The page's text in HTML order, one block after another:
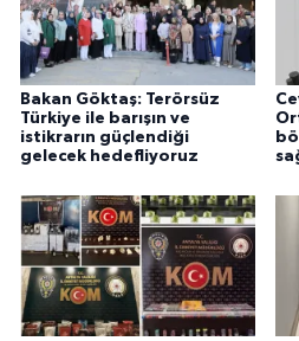
Bakan Göktaş: Terörsüz
Türkiye ile barışın ve
istikrarın güçlendiği
gelecek hedefliyoruz